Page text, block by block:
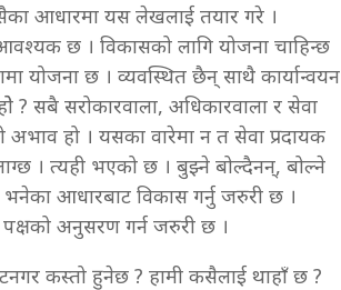
आधारमा यस लेखलाई तयार गरे ।
छ । विकासको लागि योजना चाहिन्छ
योजना छ । व्यवस्थित छैन् साथै कार्यान्वयन
? सबै सरोकारवाला, अधिकारवाला र सेवा
हो । यसका वारेमा न त सेवा प्रदायक
। त्यही भएको छ । बुझ्ने बोल्दैनन्, बोल्ने
आधारबाट विकास गर्नु जरुरी छ ।
अनुसरण गर्न जरुरी छ ।
कस्तो हुनेछ ? हामी कसैलाई थाहाँ छ ?